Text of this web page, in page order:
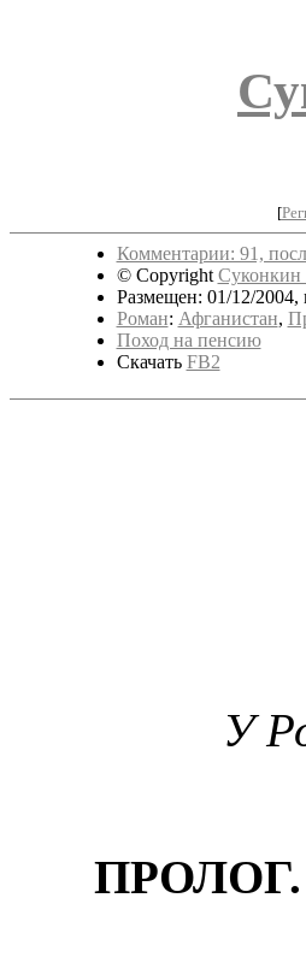
[
Комментарии: 91,
© Copyright Суконкин
Размещен: 01/12/2004,
Роман: Афганистан,
Поход на пенсию
Скачать FB2
У
ПРОЛОГ.